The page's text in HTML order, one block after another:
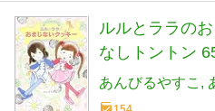
ルルとララの
なしトントン
あんびるやすこ